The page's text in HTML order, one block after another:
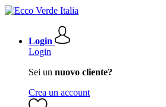
Login
Login
Sei un nuovo cliente?
Crea un account